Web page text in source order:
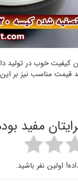
خوب در تولید
مناسب نیز بر این
مفید
اولین نفر باشید.